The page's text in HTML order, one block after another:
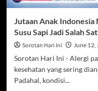
Jutaan Anak Indonesia
Susu Sapi Jadi Salah
Sorotan Hari Ini June 12,
Sorotan Hari Ini - Alergi
kesehatan yang sering
Padahal, kondisi...